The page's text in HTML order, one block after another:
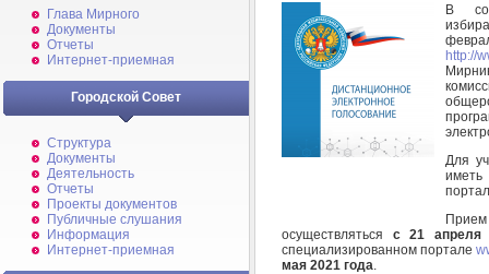
Глава Мирного
Документы
Отчеты
Интернет-приемная
Городской Совет
Структура
Документы
Деятельность
Отчеты
Проекты документов
Публичные слушания
Информация
Интернет-приемная
В
http://
Для
осуществляться с
21
специализированном портале
мая 2021 года.